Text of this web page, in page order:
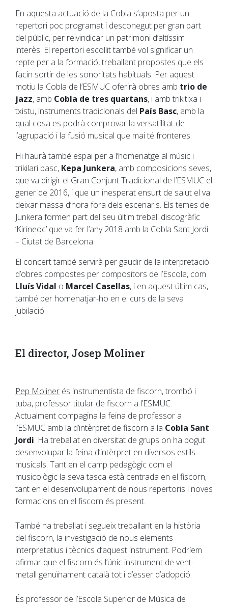
En aquesta actuació de la Cobla s’aposta per un
repertori poc programat i desconegut per gran part
del públic, per reivindicar un patrimoni d’altíssim
interès. El repertori escollit també vol significar un
repte per a la formació, treballant propostes que els
facin sortir de les sonoritats habituals. Per aquest
motiu la Cobla de l’ESMUC oferirà obres amb trio de
jazz, amb Cobla de tres quartans, i amb trikitixa i
txistu, instruments tradicionals del País Basc, amb la
qual cosa es podrà comprovar la versatilitat de
l’agrupació i la fusió musical que mai té fronteres.
Hi haurà també espai per a l’homenatge al músic i
trikilari basc, Kepa Junkera, amb composicions seves,
que va dirigir el Gran Conjunt Tradicional de l’ESMUC el
gener de 2016, i que un inesperat ensurt de salut el va
deixar massa d’hora fora dels escenaris. Els temes de
Junkera formen part del seu últim treball discogràfic
‘Kirineoc’ que va fer l’any 2018 amb la Cobla Sant Jordi
– Ciutat de Barcelona.
El concert també servirà per gaudir de la interpretació
d’obres compostes per compositors de l’Escola, com
Lluís Vidal o Marcel Casellas, i en aquest últim cas,
també per homenatjar-ho en el curs de la seva
jubilació.
El director, Josep Moliner
Pep Moliner és instrumentista de fiscorn, trombó i
tuba, professor titular de fiscorn a l’ESMUC.
Actualment compagina la feina de professor a
l’ESMUC amb la d’intèrpret de fiscorn a la Cobla Sant
Jordi. Ha treballat en diversitat de grups on ha pogut
desenvolupar la feina d’intèrpret en diversos estils
musicals. Tant en el camp pedagògic com el
musicològic la seva tasca està centrada en el fiscorn,
tant en el desenvolupament de nous repertoris i noves
formacions on el fiscorn és present.
També ha treballat i segueix treballant en la història
del fiscorn, la investigació de nous elements
interpretatius i tècnics d’aquest instrument. Podríem
afirmar que el fiscorn és l’únic instrument de vent-
metall genuïnament català tot i d’esser d’adopció.
És professor de l’Escola Superior de Música de